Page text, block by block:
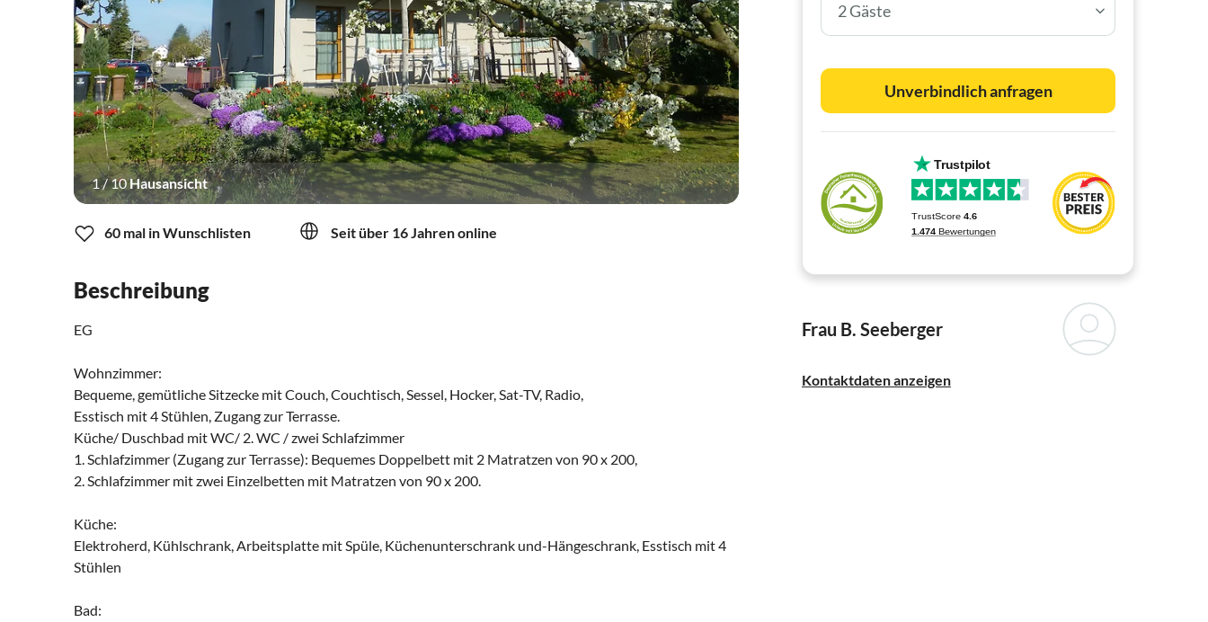
1/10Hausansicht
60 mal in Wunschlisten Seit über 16 Jahren online
Beschreibung
EG
Wohnzimmer:
Bequeme, gemütliche Sitzecke mit Couch, Couchtisch, Sessel, Hocker, Sat-TV, Radio,
Esstisch mit 4 Stühlen, Zugang zur Terrasse.
Küche/ Duschbad mit WC/ 2. WC / zwei Schlafzimmer
1. Schlafzimmer (Zugang zur Terrasse): Bequemes Doppelbett mit 2 Matratzen von 90 x 200,
2. Schlafzimmer mit zwei Einzelbetten mit Matratzen von 90 x 200.
Küche:
Elektroherd, Kühlschrank, Arbeitsplatte mit Spüle, Küchenunterschrank und-Hängeschrank, Esstisch mit 4
Stühlen
Bad:
2 Gäste
Unverbindlich anfragen
Frau B. Seeberger
Kontaktdaten anzeigen